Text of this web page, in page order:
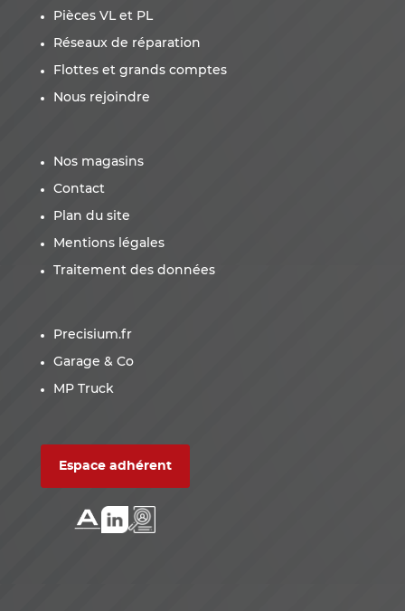
Pièces VL et PL
Réseaux de réparation
Flottes et grands comptes
Nous rejoindre
Nos magasins
Contact
Plan du site
Mentions légales
Traitement des données
Precisium.fr
Garage & Co
MP Truck
Espace adhérent